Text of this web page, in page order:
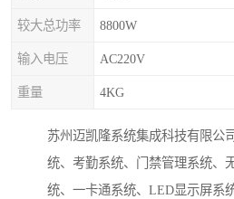
较大总功率 8800W
输入电压 AC220V
重量 4KG
苏州迈凯隆系统集成科技有限公
统、考勤系统、门禁管理系统、
统、一卡通系统、LED显示屏系